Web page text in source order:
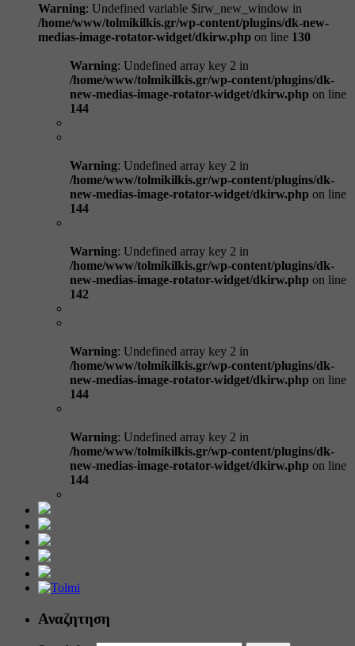
Warning: Undefined variable $irw_new_window in
/home/www/tolmikilkis.gr/wp-content/plugins/dk-new-
medias-image-rotator-widget/dkirw.php on line 130
Warning: Undefined array key 2 in
/home/www/tolmikilkis.gr/wp-content/plugins/dk-
new-medias-image-rotator-widget/dkirw.php on line
144
Warning: Undefined array key 2 in
/home/www/tolmikilkis.gr/wp-content/plugins/dk-
new-medias-image-rotator-widget/dkirw.php on line
144
Warning: Undefined array key 2 in
/home/www/tolmikilkis.gr/wp-content/plugins/dk-
new-medias-image-rotator-widget/dkirw.php on line
142
Warning: Undefined array key 2 in
/home/www/tolmikilkis.gr/wp-content/plugins/dk-
new-medias-image-rotator-widget/dkirw.php on line
144
Warning: Undefined array key 2 in
/home/www/tolmikilkis.gr/wp-content/plugins/dk-
new-medias-image-rotator-widget/dkirw.php on line
144
Αναζητηση